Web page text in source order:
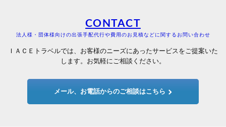
CONTACT
法人様・団体様向けの出張手配代行や費用のお見積などに関するお問い合わせ
ＩＡＣＥトラベルでは、お客様のニーズにあったサービスをご提案いた
します。お気軽にご相談ください。
メール、お電話からのご相談はこちら